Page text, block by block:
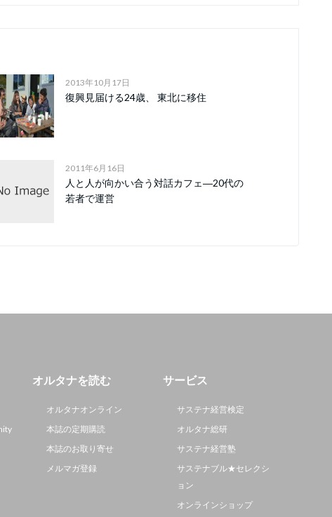
2013年10月17日
復興見届ける24歳、 東北に移住
2011年6月16日
人と人が向かい合う対話カフェ―20代の
若者で運営
オルタナを読む
オルタナオンライン
本誌の定期購読
本誌のお取り寄せ
メルマガ登録
サービス
サステナ経営検定
オルタナ総研
サステナ経営塾
サステナブル★セレクシ
ョン
オンラインショップ